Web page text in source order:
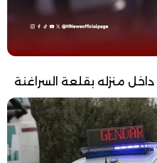
منزله بقلعة السراغنة